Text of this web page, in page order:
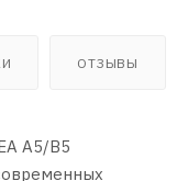
ОТЗЫВЫ
A5/B5